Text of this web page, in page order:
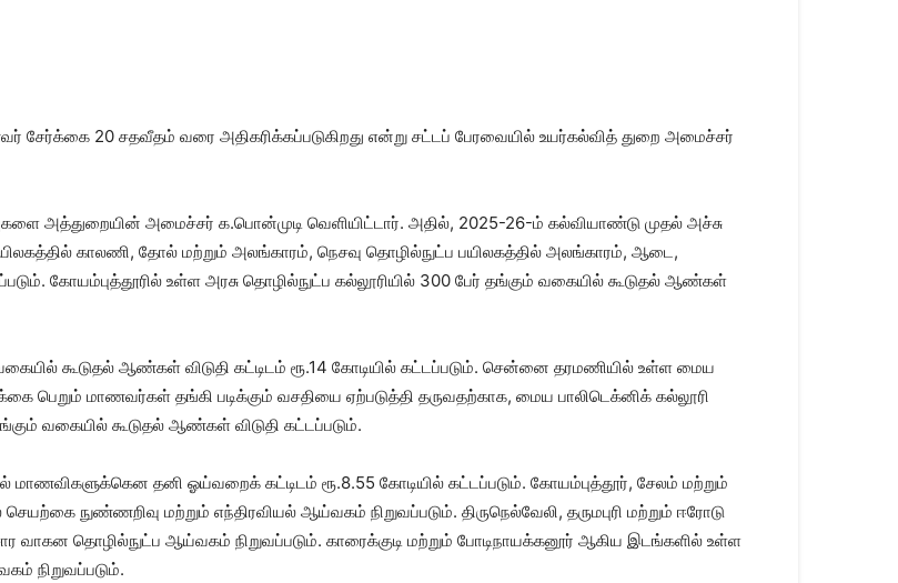
சேர்க்கை 20 சதவீதம் வரை அதிகரிக்கப்படுகிறது என்று சட்டப் பேரவையில் உயர்கல்வித் துறை அமைச்சர்
அத்துறையின் அமைச்சர் க.பொன்முடி வெளியிட்டார். அதில், 2025-26-ம் கல்வியாண்டு முதல் அச்சு
காலணி, தோல் மற்றும் அலங்காரம், நெசவு தொழில்நுட்ப பயிலகத்தில் அலங்காரம், ஆடை,
கோயம்புத்தூரில் உள்ள அரசு தொழில்நுட்ப கல்லூரியில் 300 பேர் தங்கும் வகையில் கூடுதல் ஆண்கள்
கூடுதல் ஆண்கள் விடுதி கட்டிடம் ரூ.14 கோடியில் கட்டப்படும். சென்னை தரமணியில் உள்ள மைய
பெறும் மாணவர்கள் தங்கி படிக்கும் வசதியை ஏற்படுத்தி தருவதற்காக, மைய பாலிடெக்னிக் கல்லூரி
வகையில் கூடுதல் ஆண்கள் விடுதி கட்டப்படும்.
மாணவிகளுக்கென தனி ஓய்வறைக் கட்டிடம் ரூ.8.55 கோடியில் கட்டப்படும். கோயம்புத்தூர், சேலம் மற்றும்
நுண்ணறிவு மற்றும் எந்திரவியல் ஆய்வகம் நிறுவப்படும். திருநெல்வேலி, தருமபுரி மற்றும் ஈரோடு
வாகன தொழில்நுட்ப ஆய்வகம் நிறுவப்படும். காரைக்குடி மற்றும் போடிநாயக்கனூர் ஆகிய இடங்களில் உள்ள
நிறுவப்படும்.